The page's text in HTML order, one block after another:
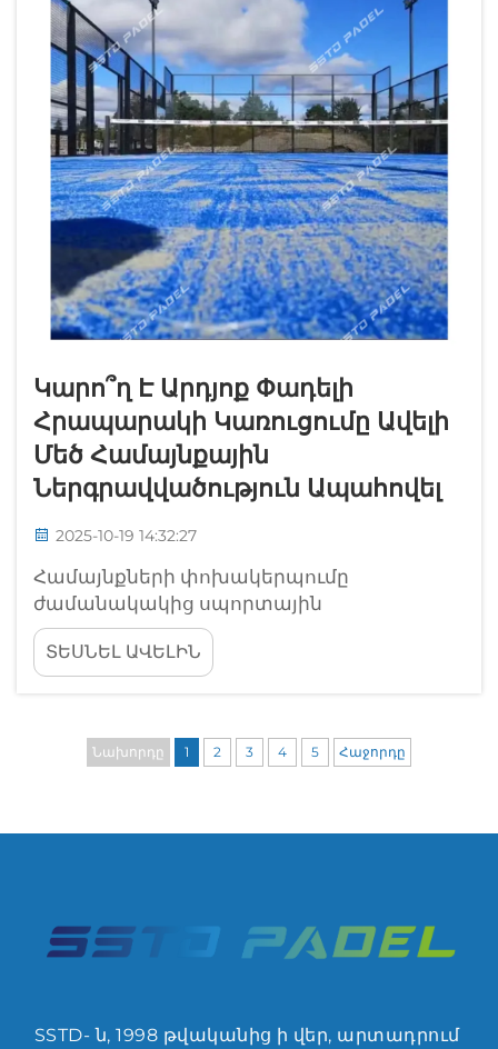
Կարո՞ղ Է Արդյոք Փադելի
Հրապարակի Կառուցումը Ավելի
Մեծ Համայնքային
Ներգրավվածություն Ապահովել
2025-10-19 14:32:27
Համայնքների փոխակերպումը
ժամանակակից սպորտային
սարքավորումների միջոցով Պադելի աճող
ժողովրդականությունը հեղափոխություն է
առաջացրել համայնքային սպորտային
աշխարհում: Պադելային դաշտի
տեղադրումը ներկայացնում է ավելին, քան
ՏԵՍՆԵԼ ԱՎԵԼԻՆ
Նախորդը 1 2 3 4 5 Հաջորդը
SSTD- ն, 1998 թվականից ի վեր, արտադրում